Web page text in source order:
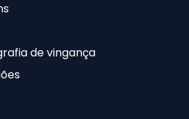
de vingança